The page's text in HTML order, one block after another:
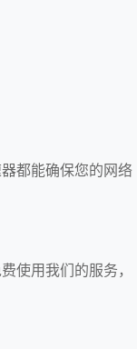
都能确保您的网络
使用我们的服务，